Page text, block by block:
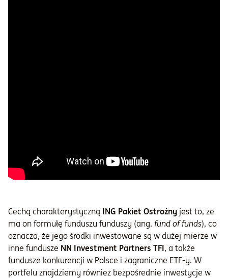
Cechą charakterystyczną ING Pakiet Ostrożny jest to, że
ma on formułę funduszu funduszy (ang. fund of funds), co
oznacza, że jego środki inwestowane są w dużej mierze w
inne fundusze NN Investment Partners TFI, a także
fundusze konkurencji w Polsce i zagraniczne ETF-y. W
portfelu znajdziemy również bezpośrednie inwestycje w